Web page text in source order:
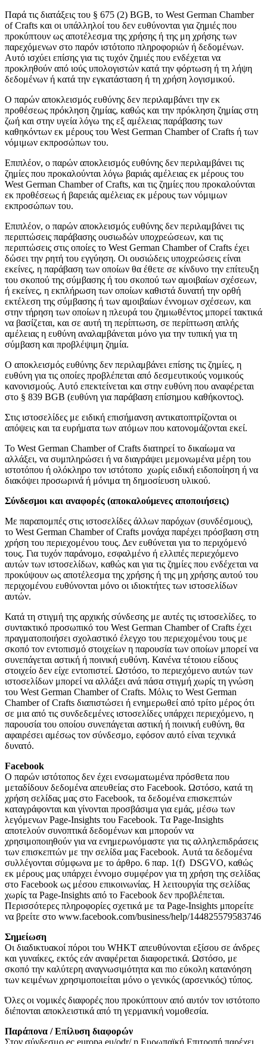
Παρά τις διατάξεις του § 675 (2) BGB, το West German Chamber
of Crafts και οι υπάλληλοί του δεν ευθύνονται για ζημιές που
προκύπτουν ως αποτέλεσμα της χρήσης ή της μη χρήσης των
παρεχόμενων στο παρόν ιστότοπο πληροφοριών ή δεδομένων.
Αυτό ισχύει επίσης για τις τυχόν ζημιές που ενδέχεται να
προκληθούν από ιούς υπολογιστών κατά την φόρτωση ή τη λήψη
δεδομένων ή κατά την εγκατάσταση ή τη χρήση λογισμικού.
Ο παρών αποκλεισμός ευθύνης δεν περιλαμβάνει την εκ
προθέσεως πρόκληση ζημίας, καθώς και την πρόκληση ζημίας στη
ζωή και στην υγεία λόγω της εξ αμέλειας παράβασης των
καθηκόντων εκ μέρους του West German Chamber of Crafts ή των
νόμιμων εκπροσώπων του.
Επιπλέον, ο παρών αποκλεισμός ευθύνης δεν περιλαμβάνει τις
ζημίες που προκαλούνται λόγω βαριάς αμέλειας εκ μέρους του
West German Chamber of Crafts, και τις ζημίες που προκαλούνται
εκ προθέσεως ή βαρειάς αμέλειας εκ μέρους των νόμιμων
εκπροσώπων του.
Επιπλέον, ο παρών αποκλεισμός ευθύνης δεν περιλαμβάνει τις
περιπτώσεις παράβασης ουσιωδών υποχρεώσεων, και τις
περιπτώσεις στις οποίες το West German Chamber of Crafts έχει
δώσει την ρητή του εγγύηση. Οι ουσιώδεις υποχρεώσεις είναι
εκείνες, η παράβαση των οποίων θα έθετε σε κίνδυνο την επίτευξη
του σκοπού της σύμβασης ή του σκοπού των αμοιβαίων σχέσεων,
ή εκείνες, η εκπλήρωση των οποίων καθιστά δυνατή την ορθή
εκτέλεση της σύμβασης ή των αμοιβαίων έννομων σχέσεων, και
στην τήρηση των οποίων η πλευρά του ζημιωθέντος μπορεί τακτικά
να βασίζεται, και σε αυτή τη περίπτωση, σε περίπτωση απλής
αμέλειας η ευθύνη αναλαμβάνεται μόνο για την τυπική για τη
σύμβαση και προβλέψιμη ζημία.
Ο αποκλεισμός ευθύνης δεν περιλαμβάνει επίσης τις ζημίες, η
ευθύνη για τις οποίες προβλέπεται από δεσμευτικούς νομικούς
κανονισμούς. Αυτό επεκτείνεται και στην ευθύνη που αναφέρεται
στο § 839 BGB (ευθύνη για παράβαση επίσημου καθήκοντος).
Στις ιστοσελίδες με ειδική επισήμανση αντικατοπτρίζονται οι
απόψεις και τα ευρήματα των ατόμων που κατονομάζονται εκεί.
Το West German Chamber of Crafts διατηρεί το δικαίωμα να
αλλάξει, να συμπληρώσει ή να διαγράψει μεμονωμένα μέρη του
ιστοτόπου ή ολόκληρο τον ιστότοπο χωρίς ειδική ειδοποίηση ή να
διακόψει προσωρινά ή μόνιμα τη δημοσίευση υλικού.
Σύνδεσμοι και αναφορές (αποκαλούμενες αποποιήσεις)
Με παραπομπές στις ιστοσελίδες άλλων παρόχων (συνδέσμους),
το West German Chamber of Crafts μονάχα παρέχει πρόσβαση στη
χρήση του περιεχομένου τους. Δεν ευθύνεται για το περιχόμενό
τους. Για τυχόν παράνομο, εσφαλμένο ή ελλιπές περιεχόμενο
αυτών των ιστοσελίδων, καθώς και για τις ζημίες που ενδέχεται να
προκύψουν ως αποτέλεσμα της χρήσης ή της μη χρήσης αυτού του
περιχομένου ευθύνονται μόνο οι ιδιοκτήτες των ιστοσελίδων
αυτών.
Κατά τη στιγμή της αρχικής σύνδεσης με αυτές τις ιστοσελίδες, το
συντακτικό προσωπικό του West German Chamber of Crafts έχει
πραγματοποιήσει σχολαστικό έλεγχο του περιεχομένου τους με
σκοπό τον εντοπισμό στοιχείων η παρουσία των οποίων μπορεί να
συνεπάγεται αστική ή ποινική ευθύνη. Κανένα τέτοιου είδους
στοιχείο δεν είχε εντοπιστεί. Ωστόσο, το περιεχόμενο αυτών των
ιστοσελίδων μπορεί να αλλάξει ανά πάσα στιγμή χωρίς τη γνώση
του West German Chamber of Crafts. Μόλις το West German
Chamber of Crafts διαπιστώσει ή ενημερωθεί από τρίτο μέρος ότι
σε μια από τις συνδεδεμένες ιστοσελίδες υπάρχει περιεχόμενο, η
παρουσία του οποίου συνεπάγεται αστική ή ποινική ευθύνη, θα
αφαιρέσει αμέσως τον σύνδεσμο, εφόσον αυτό είναι τεχνικά
δυνατό.
Facebook
Ο παρών ιστότοπος δεν έχει ενσωματωμένα πρόσθετα που
μεταδίδουν δεδομένα απευθείας στο Facebook. Ωστόσο, κατά τη
χρήση σελίδας μας στο Facebook, τα δεδομένα επισκεπτών
καταγράφονται και γίνονται προσβάσιμα για εμάς, μέσω των
λεγόμενων Page-Insights του Facebook. Tα Page-Insights
αποτελούν συνοπτικά δεδομένων και μπορούν να
χρησιμοποιηθούν για να ενημερωνόμαστε για τις αλληλεπιδράσεις
των επισκεπτών με την σελίδα μας Facebook. Αυτά τα δεδομένα
συλλέγονται σύμφωνα με το άρθρο. 6 παρ. 1(f) DSGVO, καθώς
εκ μέρους μας υπάρχει έννομο συμφέρον για τη χρήση της σελίδας
στο Facebook ως μέσου επικοινωνίας. Η λειτουργία της σελίδας
χωρίς τα Page-Insights από το Facebook δεν προβλέπεται.
Περισσότερες πληροφορίες σχετικά με τα Page-Insights μπορείτε
να βρείτε στο www.facebook.com/business/help/144825579583746
Σημείωση
Οι διαδικτυακοί πόροι του WHKT απευθύνονται εξίσου σε άνδρες
και γυναίκες, εκτός εάν αναφέρεται διαφορετικά. Ωστόσο, με
σκοπό την καλύτερη αναγνωσιμότητα και πιο εύκολη κατανόηση
των κειμένων χρησιμοποιείται μόνο ο γενικός (αρσενικός) τύπος.
Όλες οι νομικές διαφορές που προκύπτουν από αυτόν τον ιστότοπο
διέπονται αποκλειστικά από τη γερμανική νομοθεσία.
Παράπονα / Επίλυση διαφορών
Στον σύνδεσμο ec.europa.eu/odr/ η Ευρωπαϊκή Επιτροπή παρέχει